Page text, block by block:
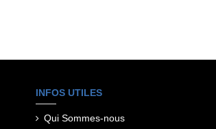
INFOS UTILES
Qui Sommes-nous